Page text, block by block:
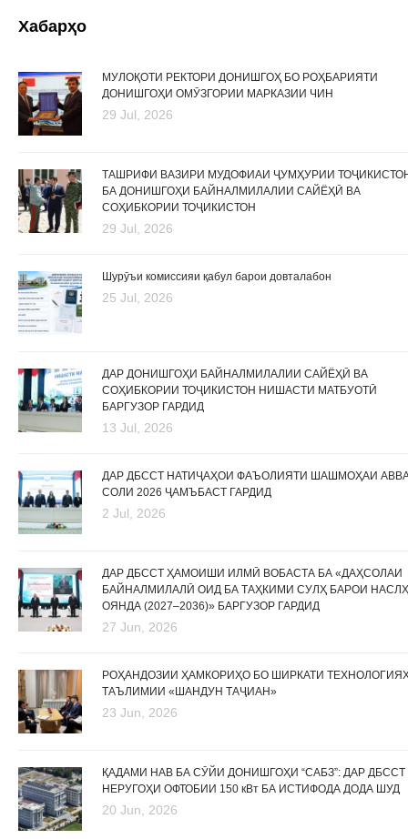
Хабарҳо
МУЛОҚОТИ РЕКТОРИ ДОНИШГОҲ БО РОҲБАРИЯТИ
ДОНИШГОҲИ ОМӮЗГОРИИ МАРКАЗИИ ЧИН
29 Jul, 2026
ТАШРИФИ ВАЗИРИ МУДОФИАИ ҶУМҲУРИИ
БА ДОНИШГОҲИ БАЙНАЛМИЛАЛИИ САЙЁҲӢ ВА
СОҲИБКОРИИ ТОҶИКИСТОН
29 Jul, 2026
Шурӯъи комиссияи қабул барои довталабон
25 Jul, 2026
ДАР ДОНИШГОҲИ БАЙНАЛМИЛАЛИИ САЙЁҲӢ ВА
СОҲИБКОРИИ ТОҶИКИСТОН НИШАСТИ МАТБУОТӢ
БАРГУЗОР ГАРДИД
13 Jul, 2026
ДАР ДБССТ НАТИҶАҲОИ ФАЪОЛИЯТИ ШАШМОҲАИ
СОЛИ 2026 ҶАМЪБАСТ ГАРДИД
2 Jul, 2026
ДАР ДБССТ ҲАМОИШИ ИЛМӢ ВОБАСТА БА «ДАҲСОЛАИ
БАЙНАЛМИЛАЛӢ ОИД БА ТАҲКИМИ СУЛҲ БАРОИ
ОЯНДА (2027–2036)» БАРГУЗОР ГАРДИД
27 Jun, 2026
РОҲАНДОЗИИ ҲАМКОРИҲО БО ШИРКАТИ
ТАЪЛИМИИ «ШАНДУН ТАҶИАН»
23 Jun, 2026
ҚАДАМИ НАВ БА СӮЙИ ДОНИШГОҲИ “САБЗ”: ДАР ДБССТ
НЕРУГОҲИ ОФТОБИИ 150 кВт БА ИСТИФОДА ДОДА ШУД
20 Jun, 2026